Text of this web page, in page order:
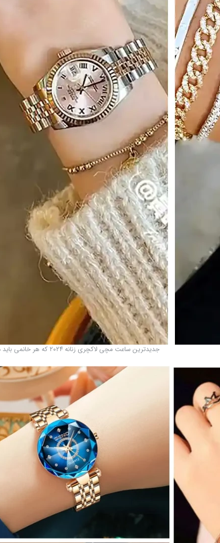
جدیدترین ساعت مچی لاکچری زنانه ۲۰۲۴ که هر خانمی باید داشته باشه